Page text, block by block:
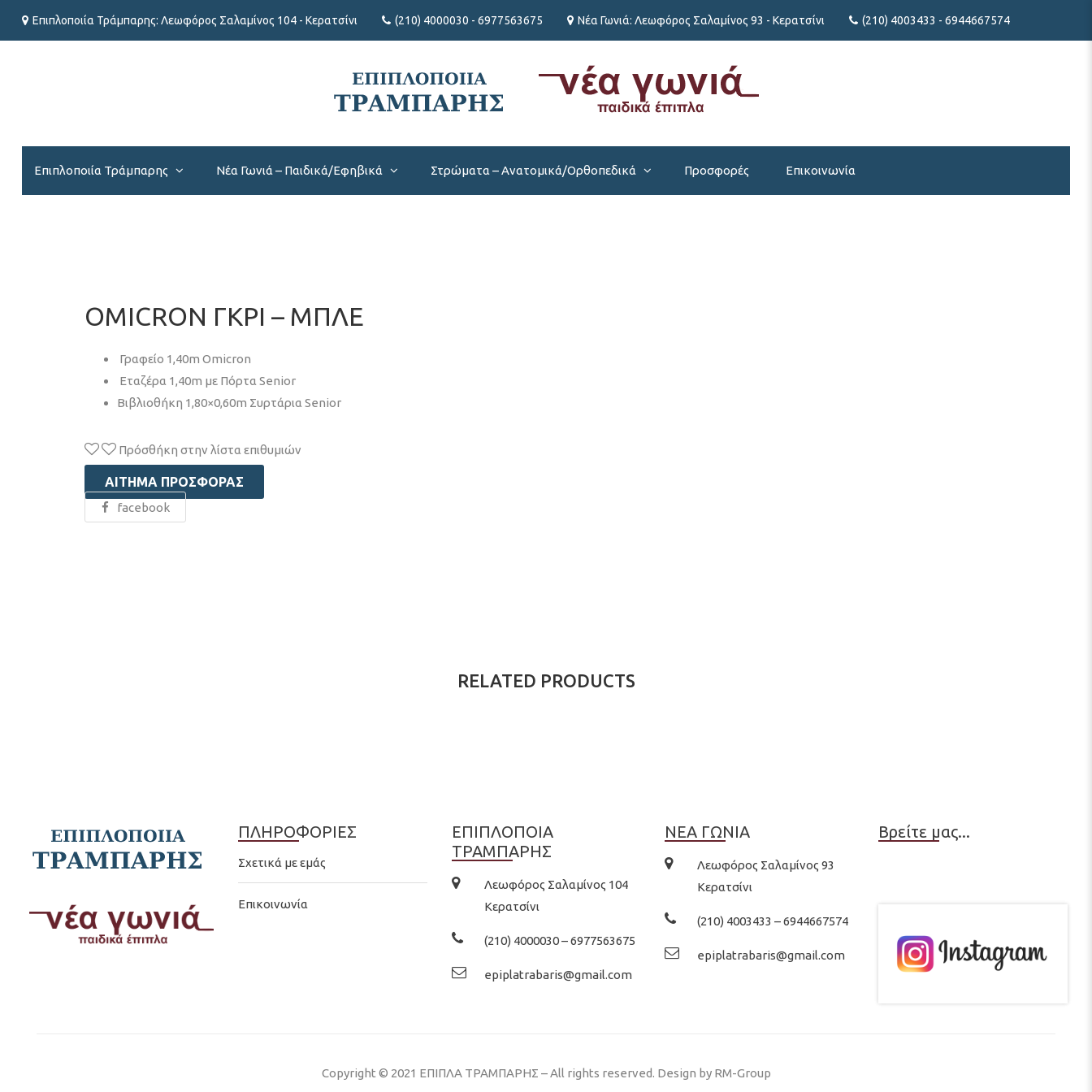
Επιπλοποιία Τράμπαρης: Λεωφόρος Σαλαμίνος 104 - Κερατσίνι (210) 4000030 - 6977563675 Νέα Γωνιά: Λεωφόρος Σαλαμίνος 93 - Κερατσίνι (210) 4003433 - 6944667574
Επιπλοποιία Τράμπαρης Νέα Γωνιά – Παιδικά/Εφηβικά Στρώματα – Ανατομικά/Ορθοπεδικά Προσφορές Επικοινωνία
OMICRON ΓΚΡΙ – ΜΠΛΕ
Γραφείο 1,40m Omicron
Εταζέρα 1,40m με Πόρτα Senior
Βιβλιοθήκη 1,80×0,60m Συρτάρια Senior
Πρόσθήκη στην λίστα επιθυμιών
ΑΊΤΗΜΑ ΠΡΟΣΦΟΡΆΣ
facebook
RELATED PRODUCTS
ΠΛΗΡΟΦΟΡΙΕΣ
Σχετικά με εμάς
Επικοινωνία
ΕΠΙΠΛΟΠΟΙΑ
ΤΡΑΜΠΑΡΗΣ
Λεωφόρος Σαλαμίνος 104
Κερατσίνι
(210) 4000030 – 6977563675
epiplatrabaris@gmail.com
ΝΕΑ ΓΩΝΙΑ
Λεωφόρος Σαλαμίνος 93
Κερατσίνι
(210) 4003433 – 6944667574
epiplatrabaris@gmail.com
Βρείτε μας...
Copyright © 2021 EΠΙΠΛΑ ΤΡΑΜΠΑΡΗΣ – All rights reserved. Design by RM-Group